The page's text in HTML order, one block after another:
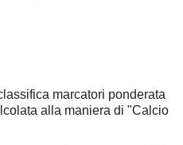
marcatori ponderata
alla maniera di "Calcio